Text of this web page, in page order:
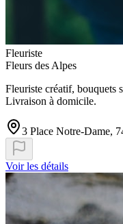
Fleuriste
Fleurs des Alpes
Fleuriste créatif, bouquets
Livraison à domicile.
3 Place Notre-Dame,
Voir les détails